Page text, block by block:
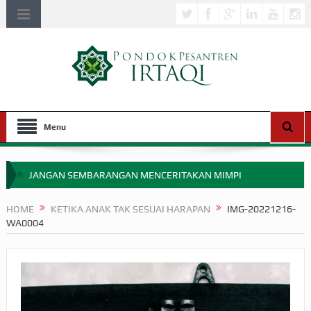
Menu
JANGAN SEMBARANGAN MENCERITAKAN MIMPI
MIMPI YANG DIABAIKAN MENJELANG PERANG BADAR
SEBELUM TIBA SAAT WAJIB?
HAKIKAT NIKMAT DI DUNIA!
HOME KETIKA ANAK TAK SESUAI HARAPAN
IMG-20221216-
WA0004